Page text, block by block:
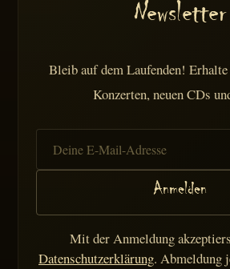
Newsletter
Bleib auf dem Laufenden!
Konzerten, neuen CDs
Anmelden
Mit der Anmeldung
Datenschutzerklärung. Abmeldung